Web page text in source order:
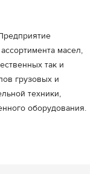
масел,
так и
грузовых и
техники,
оборудования.